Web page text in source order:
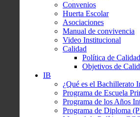
Convenios
Huerta Escolar
Asociaciones
Manual de convivencia
Video Institucional
Calidad
Política de Calidad
Objetivos de
IB
¿Qué es el Bachillerato
Programa de Escuela
Programa de los Años
Programa de Diploma